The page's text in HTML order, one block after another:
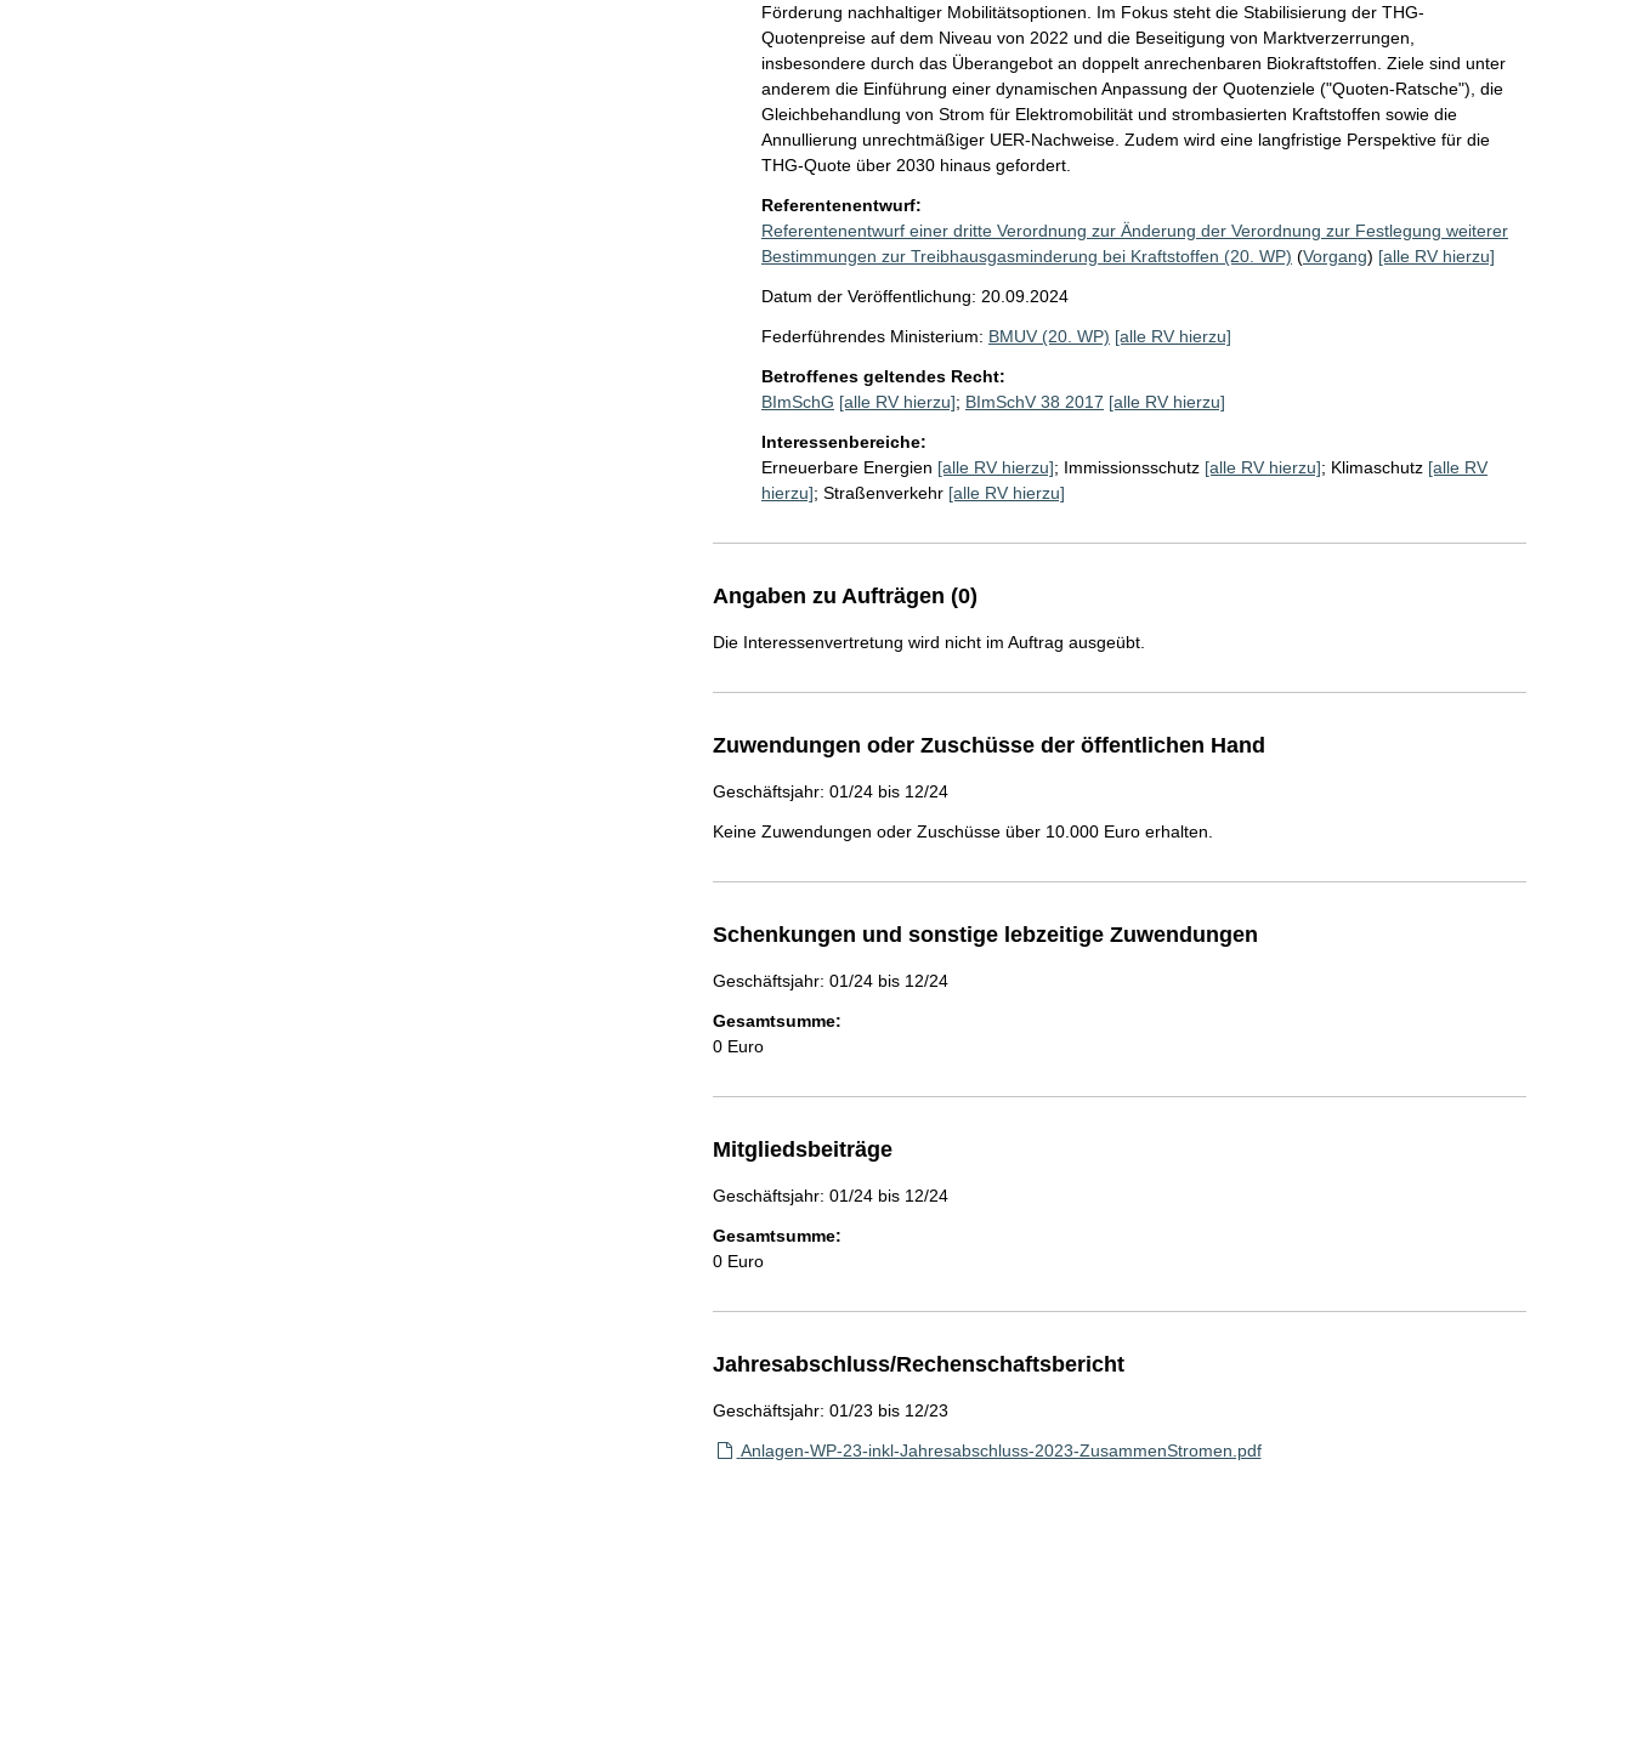
Förderung nachhaltiger Mobilitätsoptionen. Im Fokus steht die Stabilisierung der THG-
Quotenpreise auf dem Niveau von 2022 und die Beseitigung von Marktverzerrungen,
insbesondere durch das Überangebot an doppelt anrechenbaren Biokraftstoffen. Ziele sind unter
anderem die Einführung einer dynamischen Anpassung der Quotenziele ("Quoten-Ratsche"), die
Gleichbehandlung von Strom für Elektromobilität und strombasierten Kraftstoffen sowie die
Annullierung unrechtmäßiger UER-Nachweise. Zudem wird eine langfristige Perspektive für die
THG-Quote über 2030 hinaus gefordert.
Referentenentwurf:
Referentenentwurf einer dritte Verordnung zur Änderung der Verordnung zur Festlegung weiterer
Bestimmungen zur Treibhausgasminderung bei Kraftstoffen (20. WP) (Vorgang) [alle RV hierzu]
Datum der Veröffentlichung: 20.09.2024
Federführendes Ministerium: BMUV (20. WP) [alle RV hierzu]
Betroffenes geltendes Recht:
BImSchG [alle RV hierzu]; BImSchV 38 2017 [alle RV hierzu]
Interessenbereiche:
Erneuerbare Energien [alle RV hierzu]; Immissionsschutz [alle RV hierzu]; Klimaschutz [alle RV
hierzu]; Straßenverkehr [alle RV hierzu]
Angaben zu Aufträgen (0)
Die Interessenvertretung wird nicht im Auftrag ausgeübt.
Zuwendungen oder Zuschüsse der öffentlichen Hand
Geschäftsjahr: 01/24 bis 12/24
Keine Zuwendungen oder Zuschüsse über 10.000 Euro erhalten.
Schenkungen und sonstige lebzeitige Zuwendungen
Geschäftsjahr: 01/24 bis 12/24
Gesamtsumme:
0 Euro
Mitgliedsbeiträge
Geschäftsjahr: 01/24 bis 12/24
Gesamtsumme:
0 Euro
Jahresabschluss/Rechenschaftsbericht
Geschäftsjahr: 01/23 bis 12/23
Anlagen-WP-23-inkl-Jahresabschluss-2023-ZusammenStromen.pdf